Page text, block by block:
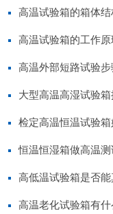
高温试验箱的箱体
高温试验箱的工作原
高温外部短路试验
大型高温高湿试验
检定高温恒温试验
恒温恒湿箱做高温
高低温试验箱是否
高温老化试验箱有